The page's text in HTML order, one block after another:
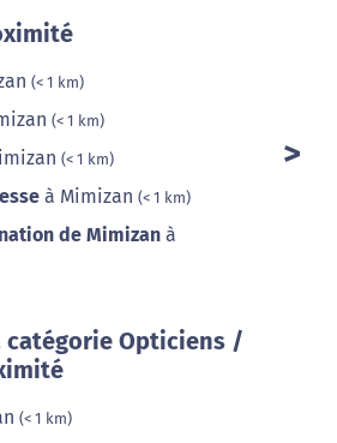
(< 1 km)
(< 1 km)
(< 1 km)
à Mimizan (< 1 km)
de Mimizan à
catégorie Opticiens /
(< 1 km)